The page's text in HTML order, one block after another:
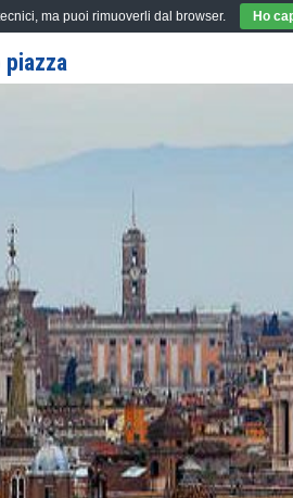
piazza
ma puoi rimuoverli dal browser. Ho